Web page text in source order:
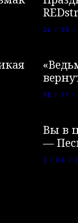
26 / 05 /
18 / 11 /
Вы в
—
2 / 06 /